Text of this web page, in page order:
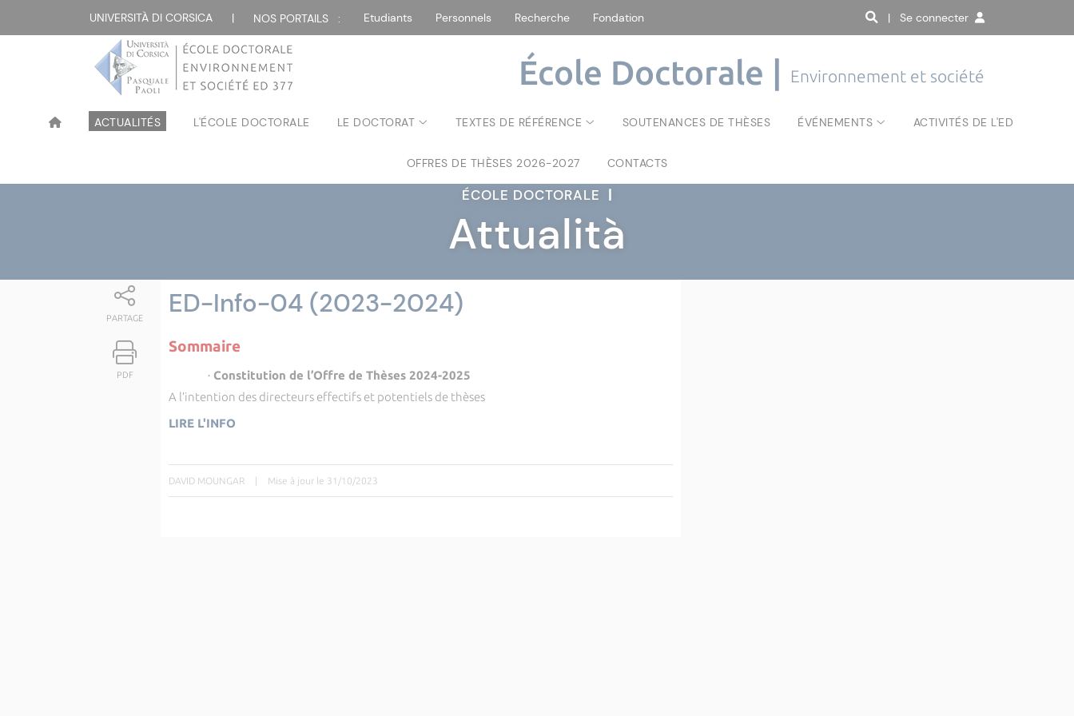
UNIVERSITÀ DI CORSICA | NOS PORTAILS : Etudiants Personnels Recherche Fondation | Se connecter
École Doctorale | Environnement et société
ACTUALITÉS L'ÉCOLE DOCTORALE LE DOCTORAT TEXTES DE RÉFÉRENCE SOUTENANCES DE THÈSES ÉVÉNEMENTS ACTIVITÉS DE L'ED
OFFRES DE THÈSES 2026-2027 CONTACTS
ÉCOLE DOCTORALE |
Attualità
PARTAGE
PDF
ED-Info-04 (2023-2024)
Sommaire
· Constitution de l’Offre de Thèses 2024-2025
A l’intention des directeurs effectifs et potentiels de thèses
LIRE L'INFO
DAVID MOUNGAR | Mise à jour le 31/10/2023